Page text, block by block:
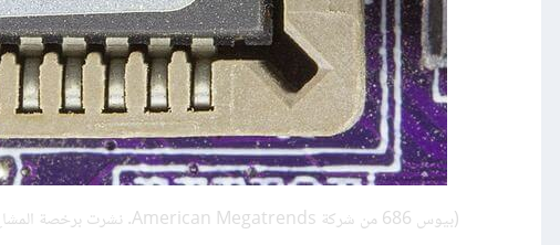
(بيوس 686 من شركة American Megatrends. نشرت برخصة المشاع الإبداعي BY-SA عبر